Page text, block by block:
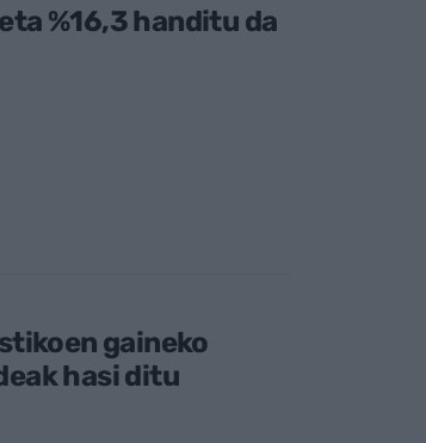
%16,3 handitu da
gaineko
hasi ditu